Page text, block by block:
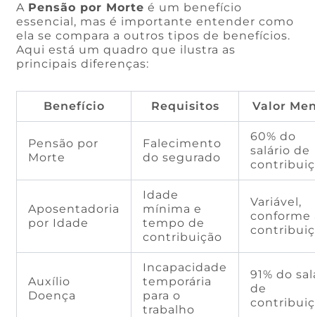
A Pensão por Morte é um benefício
essencial, mas é importante entender como
ela se compara a outros tipos de benefícios.
Aqui está um quadro que ilustra as
principais diferenças:
Benefício Requisitos Valor
Pensão por
Morte
Falecimento
do segurado
60% do
salário de
Aposentadoria
por Idade
Idade
mínima e
tempo de
contribuição
Variável,
conforme
Auxílio
Doença
Incapacidade
temporária
para o
trabalho
91% do
de